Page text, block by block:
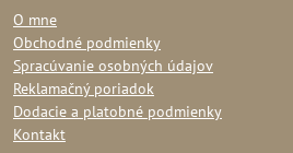
O mne
Obchodné podmienky
Spracúvanie osobných údajov
Reklamačný poriadok
Dodacie a platobné podmienky
Kontakt